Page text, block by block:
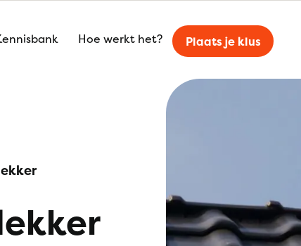
Hoe werkt het? Plaats je klus